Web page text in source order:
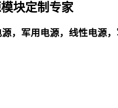
块定制专家
，军用电源，线性电源